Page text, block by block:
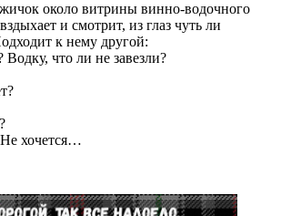
около витрины винно-водочного
и смотрит, из глаз чуть ли
к нему другой:
что ли не завезли?
хочется…